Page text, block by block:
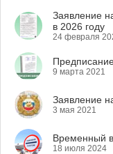
Заявление
в 2026 году
24 февраля
9 марта 2021
Заявление
3 мая 2021
Временный
18 июля 2024